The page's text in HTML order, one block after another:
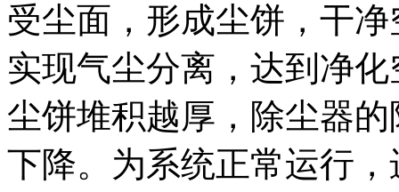
受尘面，形成尘饼，干
实现气尘分离，达到净
尘饼堆积越厚，除尘器
下降。为系统正常运行